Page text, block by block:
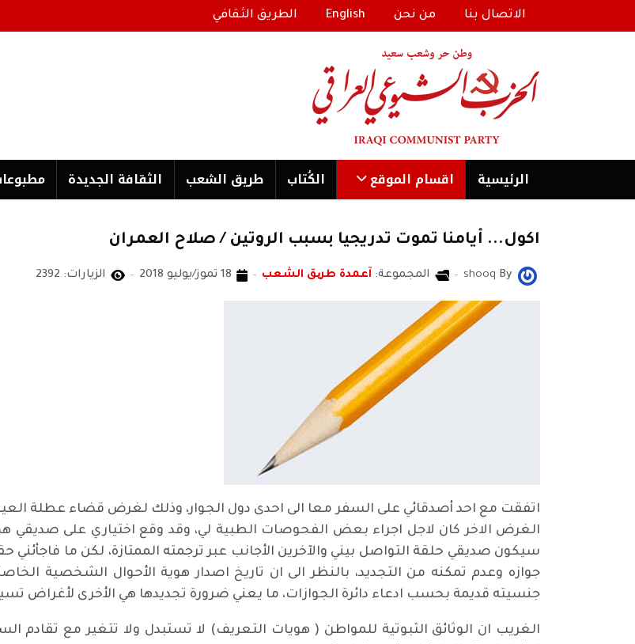
الاتصال بنا من نحن English الطريق الثقافي
الرئیسية اقسام الموقع الكُتاب طریق الشعب الثقافة الجدیدة
اكول... أيامنا تموت تدريجيا بسبب الروتين / صلاح العمران
By
shooq المجموعة: آعمدة طریق الشعب 18 تموز/يوليو 2018 الزيارات: 2392
اتفقت مع احد أصدقائي على السفر معا الى احدى دول الجوار، وذلك لغرض قضاء عطلة العيد
الغرض الاخر كان لاجل اجراء بعض الفحوصات الطبية لي، وقد وقع اختياري على صديقي هذا
سيكون صديقي حلقة التواصل بيني والآخرين الأجانب عبر ترجمته الممتازة، لكن ما
جوازه وعدم تمكنه من التجديد، بالنظر الى ان تاريخ اصدار هوية الأحوال الشخصية
جنسيته قديمة بحسب ادعاء دائرة الجوازات، ما يعني ضرورة تجديدها هي الأخرى لأغراض
الغريب ان الوثائق الثبوتية للمواطن ( هويات التعريف) لا تستبدل ولا تتغير مع تقادم